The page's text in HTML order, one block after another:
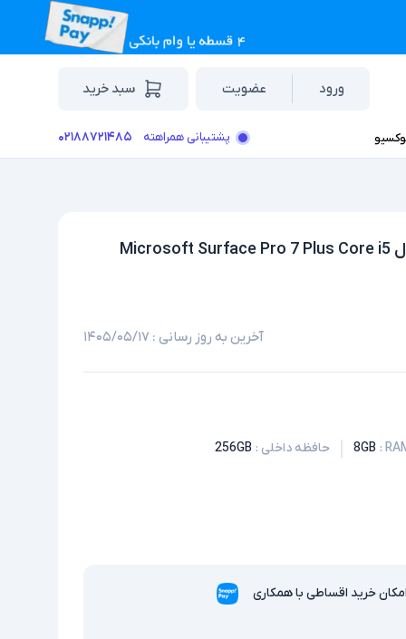
ورود عضویت سبد خرید
پشتیبانی همراهته ۰۲۱۸۸۷۲۱۴۸۵
لپ تاپ استوک تبلت شو 12.3 اینچی مایکروسافت مدل Microsoft Surface Pro 7 Plus Core i5
آخرین به روز رسانی : ۱۴۰۵/۰۵/۱۷
:
8GB حافظه داخلی :
256GB
امکان خرید اقساطی با همکاری